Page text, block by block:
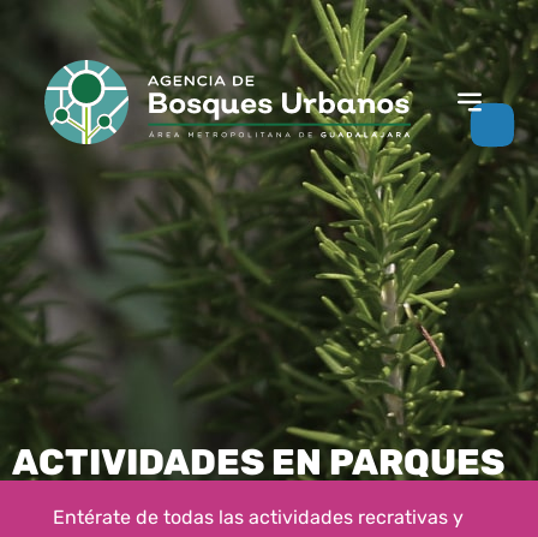
ACTIVIDADES EN PARQUES
Entérate de todas las actividades recrativas y